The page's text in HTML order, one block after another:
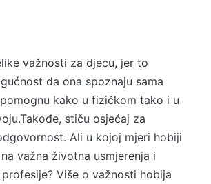
važnosti za djecu, jer to
da ona spoznaju sama
kako u fizičkom tako i u
stiču osjećaj za
Ali u kojoj mjeri hobiji
važna životna usmjerenja i
Više o važnosti hobija